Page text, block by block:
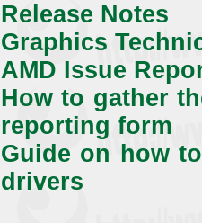
Release Notes
Graphics
AMD Issue
How to gather
reporting form
Guide on how
drivers